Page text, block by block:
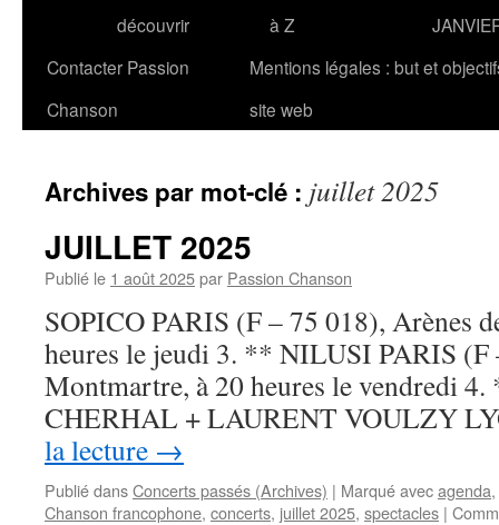
découvrir
à Z
Contacter Passion
Chanson
Mentions légales : but et
site web
Archives par mot-clé : juillet 2025
JUILLET 2025
Publié le 1 août 2025par Passion Chanson
SOPICO PARIS (F – 75 018), Arènes
heures le jeudi 3. ** NILUSI PARIS (F
Montmartre, à 20 heures le vendredi
CHERHAL + LAURENT VOULZY
la lecture →
Publié dansConcerts passés (Archives) | Marqué avecagenda,
Chanson francophone, concerts, juillet 2025, spectacles |